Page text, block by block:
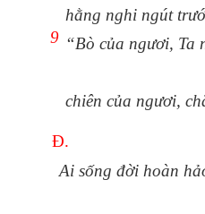
hằng nghi ngút
9 “Bò của ngươi, Ta
chiên của ngươi,
Đ.
Ai sống đời hoàn